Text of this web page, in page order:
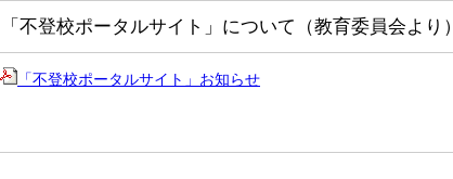
「不登校ポータルサイト」について（教育委員会より）
「不登校ポータルサイト」お知らせ